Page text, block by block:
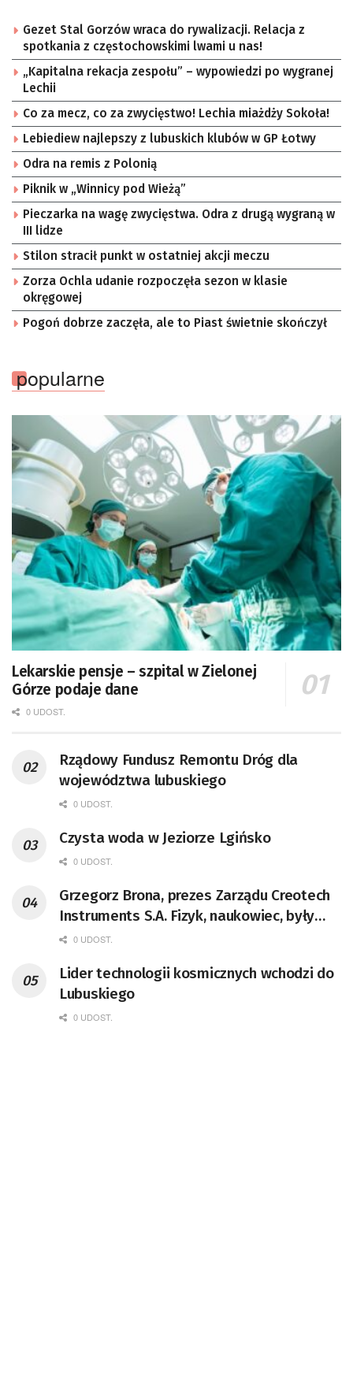
Gezet Stal Gorzów wraca do rywalizacji. Relacja z
spotkania z częstochowskimi lwami u nas!
„Kapitalna rekacja zespołu” – wypowiedzi po wygranej
Lechii
Co za mecz, co za zwycięstwo! Lechia miażdży Sokoła!
Lebiediew najlepszy z lubuskich klubów w GP Łotwy
Odra na remis z Polonią
Piknik w „Winnicy pod Wieżą”
Pieczarka na wagę zwycięstwa. Odra z drugą wygraną w
III lidze
Stilon stracił punkt w ostatniej akcji meczu
Zorza Ochla udanie rozpoczęła sezon w klasie
okręgowej
Pogoń dobrze zaczęła, ale to Piast świetnie skończył
popularne
Lekarskie pensje – szpital w Zielonej
Górze podaje dane
0 UDOST.
Rządowy Fundusz Remontu Dróg dla
województwa lubuskiego
0 UDOST.
Czysta woda w Jeziorze Lgińsko
0 UDOST.
Grzegorz Brona, prezes Zarządu Creotech
Instruments S.A. Fizyk, naukowiec, były
pracownik CERN w Genewie,
doktor habilitowany nauk fizycznych,
koordynator Rady Sektorowej ds.
Kompetencji Przemysłu Lotniczo-
0 UDOST.
Lider technologii kosmicznych wchodzi do
Lubuskiego
0 UDOST.